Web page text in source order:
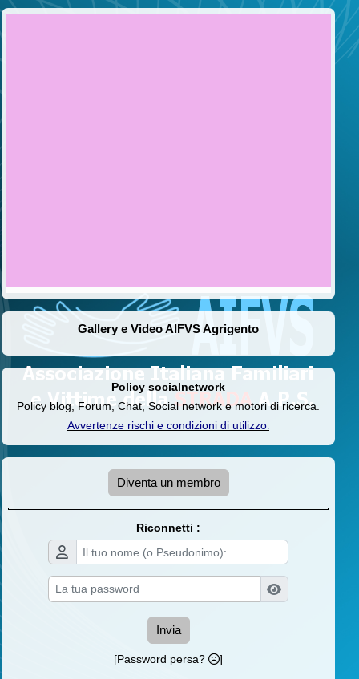
Gallery e Video AIFVS Agrigento
Policy socialnetwork
Policy blog, Forum, Chat, Social network e motori di ricerca.
Avvertenze rischi e condizioni di utilizzo.
Diventa un membro
Riconnetti :
Invia
[Password persa? ]